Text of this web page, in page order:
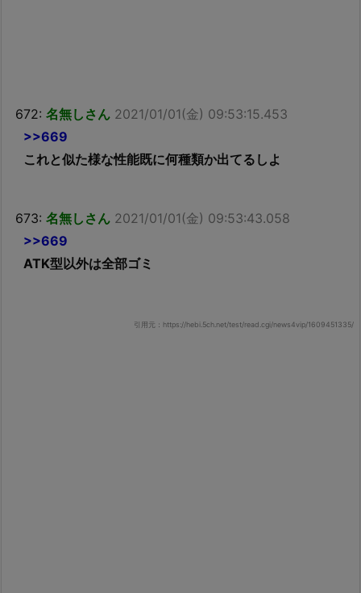
672: 名無しさん 2021/01/01(金) 09:53:15.453
>>669
これと似た様な性能既に何種類か出てるしよ
673: 名無しさん 2021/01/01(金) 09:53:43.058
>>669
ATK型以外は全部ゴミ
引用元：https://hebi.5ch.net/test/read.cgi/news4vip/1609451335/